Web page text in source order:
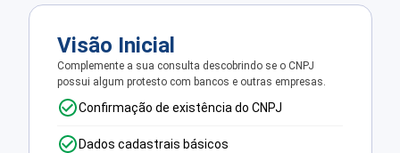
Visão Inicial
Complemente a sua consulta descobrindo se o CNPJ
possui algum protesto com bancos e outras empresas.
Confirmação de existência do CNPJ
Dados cadastrais básicos